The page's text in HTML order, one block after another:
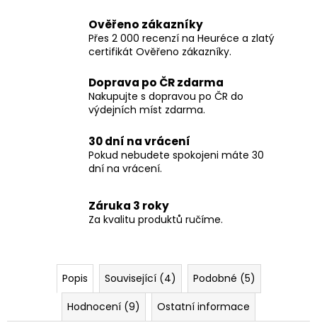
Ověřeno zákazníky
Přes 2 000 recenzí na Heuréce a zlatý
certifikát Ověřeno zákazníky.
Doprava po ČR zdarma
Nakupujte s dopravou po ČR do
výdejních míst zdarma.
30 dní na vrácení
Pokud nebudete spokojeni máte 30
dní na vrácení.
Záruka 3 roky
Za kvalitu produktů ručíme.
Popis Související (4)
Podobné (5)
Hodnocení (9)
Ostatní informace